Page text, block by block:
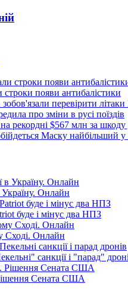
появи антибалістики
перевірити
про зміни в русі поїздів
рекордні $567 млн за шкоду
Маску найбільший у
Україну. Онлайн
буде і мінус два НПЗ
Сході. Онлайн
санкції і "парад"
Сената США